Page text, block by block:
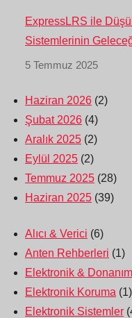
ExpressLRS ile
Sistemlerinin
5 Temmuz 2025
Haziran 2026 (2)
Şubat 2026 (4)
Aralık 2025 (2)
Eylül 2025 (2)
Temmuz 2025 (28)
Haziran 2025 (39)
Alıcı & Verici (6)
Anten Rehberleri (1)
Elektronik & Donanım
Elektronik Koruma (1)
Elektronik Sistemler